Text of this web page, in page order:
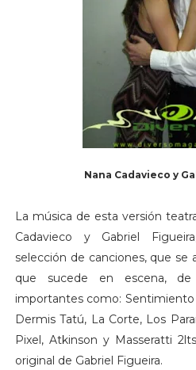
Nana Cadavieco y
La música de esta versión
Cadavieco y Gabriel
selección de canciones, que se
que sucede en escena, de
importantes como:
Dermis Tatú, La Corte, Los
Pixel, Atkinson y Masseratti
original de Gabriel Figueira.